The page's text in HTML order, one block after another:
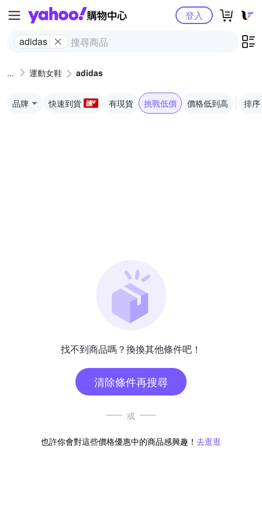
Yahoo購物中心
adidas
登入
運動女鞋 adidas
品牌 快速到貨 有現貨 挑戰低價 價格低到高 排序
找不到商品嗎？換換其他條件吧！
清除條件再搜尋
或
也許你會對這些價格優惠中的商品感興趣！ 去逛逛